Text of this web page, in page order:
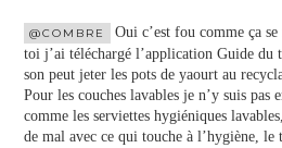
@COMBRE
Oui c’est fou comme ça
toi j’ai téléchargé l’application Guide du
son peut jeter les pots de yaourt au
Pour les couches lavables je n’y suis pas
comme les serviettes hygiéniques
de mal avec ce qui touche à l’hygiène,